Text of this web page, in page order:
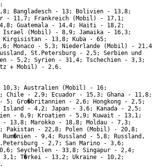
Bangladesch - 13; Bolivien - 13,8;
- 11,7; Frankreich (Mobil) - 17,1;
Guatemala - 14,4; Haiti - 18,2;
(Mobil) - 8,9; Jamaika - 16,3;
- 13,8; Kuba - 65;
Monaco - 5,3; Niederlande (Mobil) -
St.Petersburg - 2,5; Serbien und
- 5,2; Syrien - 31,4; Tschechien - 3,3;
+ Mobil) - 2,6.
10,3; Australien (Mobil) - 16;
- 2,9; Ecuador - 15,3; Ghana - 11,8;
Gro�britannien - 2,6; Hongkong - 2,5;
- 4,2; Japan - 3,6; Kanada - 2,5;
- 6,9; Kroatien - 5,9; Kuwait - 13,1;
13,8; Marokko - 18,8; Moldau - 7,3;
Pakistan - 22,8; Polen (Mobil) - 20,8;
- 9,4; Russland - 5,8; Russland,
- 2,7; San Marino - 3,6;
Seychellen - 33,8; Singapur - 2,4;
3,1; T�rkei - 13,2; Ukraine - 10,2;